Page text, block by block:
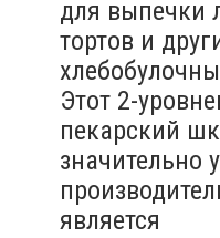
для выпечки
тортов и
Этот 2-
пекарский
значительно
является